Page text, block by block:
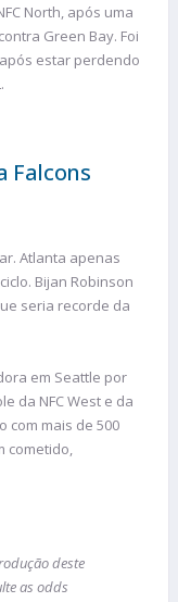
North, após uma
Green Bay. Foi
estar perdendo
Falcons
Atlanta apenas
Bijan Robinson
seria recorde da
em Seattle por
da NFC West e da
com mais de 500
cometido,
deste
as odds